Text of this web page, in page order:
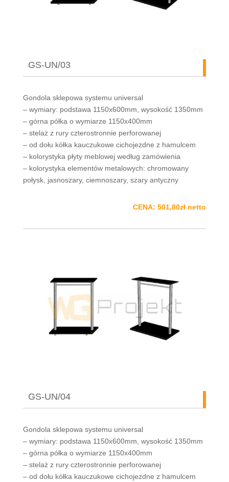
GS-UN/03
Gondola sklepowa systemu universal
– wymiary: podstawa 1150x600mm, wysokość 1350mm
– górna półka o wymiarze 1150x400mm
– stelaż z rury czterostronnie perforowanej
– od dołu kółka kauczukowe cichojezdne z hamulcem
– kolorystyka płyty meblowej według zamówienia
– kolorystyka elementów metalowych: chromowany
połysk, jasnoszary, ciemnoszary, szary antyczny
CENA: 501,80zł netto
GS-UN/04
Gondola sklepowa systemu universal
– wymiary: podstawa 1150x600mm, wysokość 1350mm
– górna półka o wymiarze 1150x400mm
– stelaż z rury czterostronnie perforowanej
– od dołu kółka kauczukowe cichojezdne z hamulcem